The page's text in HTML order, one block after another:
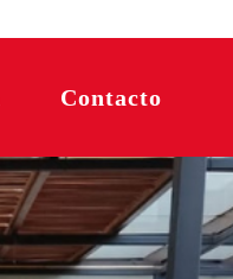
Contacto